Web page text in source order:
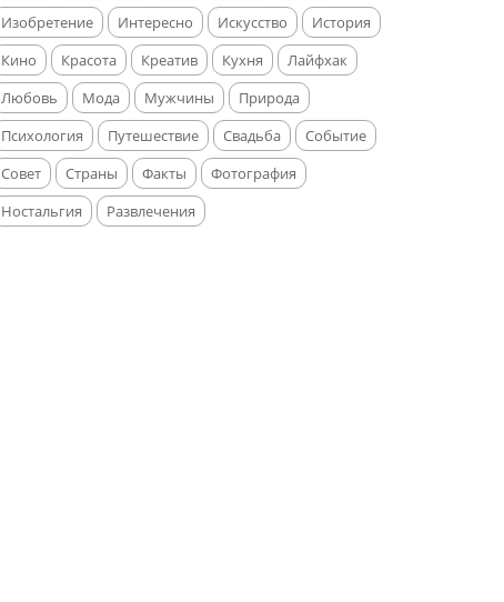
Изобретение
Интересно Искусство
История
Кино
Красота Креатив Кухня
Лайфхак
Любовь
Мода Мужчины
Природа
Психология
Путешествие Свадьба
Событие
Совет
Страны Факты
Фотография
Ностальгия
Развлечения